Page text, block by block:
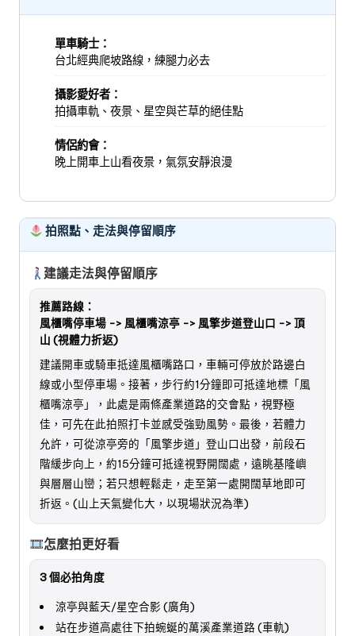
單車騎士：
台北經典爬坡路線，練腿力必去
攝影愛好者：
拍攝車軌、夜景、星空與芒草的絕佳點
情侶約會：
晚上開車上山看夜景，氣氛安靜浪漫
拍照點、走法與停留順序
建議走法與停留順序
推薦路線：
風櫃嘴停車場 -> 風櫃嘴涼亭 -> 風擎步道登山口 -> 頂
山 (視體力折返)
建議開車或騎車抵達風櫃嘴路口，車輛可停放於路邊白
線或小型停車場。接著，步行約1分鐘即可抵達地標「風
櫃嘴涼亭」，此處是兩條產業道路的交會點，視野極
佳，可先在此拍照打卡並感受強勁風勢。最後，若體力
允許，可從涼亭旁的「風擎步道」登山口出發，前段石
階緩步向上，約15分鐘可抵達視野開闊處，遠眺基隆嶼
與層層山巒；若只想輕鬆走，走至第一處開闊草地即可
折返。(山上天氣變化大，以現場狀況為準)
怎麼拍更好看
3 個必拍角度
涼亭與藍天/星空合影 (廣角)
站在步道高處往下拍蜿蜒的萬溪產業道路 (車軌)